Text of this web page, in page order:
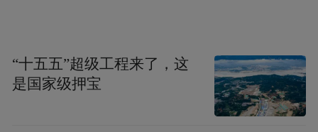
“十五五”超级工程来了，这
是国家级押宝